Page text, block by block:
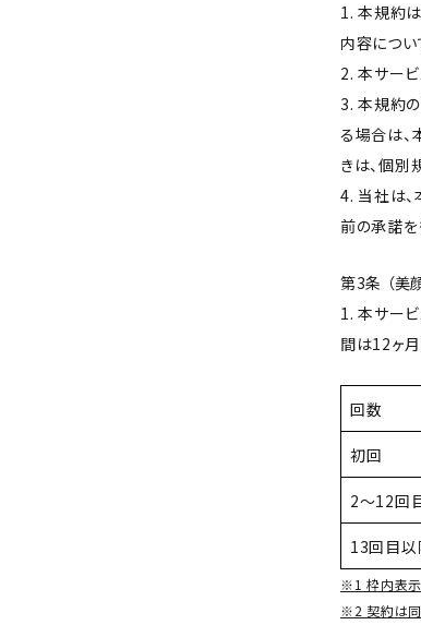
1. 本規約
内容につい
2. 本サー
3. 本規約の
る場合は、
きは、個別
4. 当社は
前の承諾を
第3条 （美
1. 本サー
間は12ヶ月
回数
初回
2～12回
13回目以
※1 枠内表示
※2 契約は同